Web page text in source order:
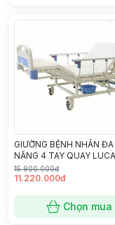
GIƯỜNG BỆNH NHÂN
NĂNG 4 TAY QUAY
C41 (T41)
15.900.000đ
11.220.000đ
Chọn mua